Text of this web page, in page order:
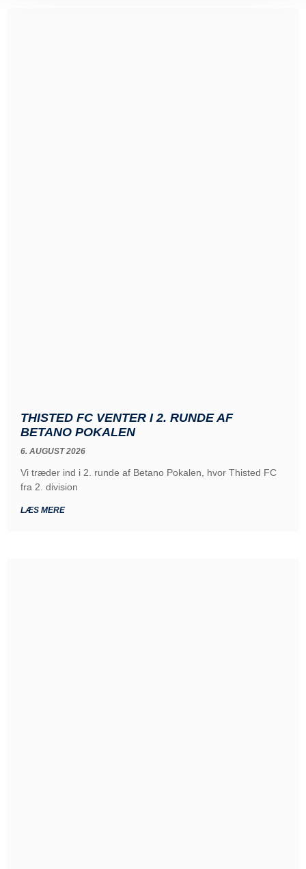
THISTED FC VENTER I 2. RUNDE AF
BETANO POKALEN
6. AUGUST 2026
Vi træder ind i 2. runde af Betano Pokalen, hvor Thisted FC
fra 2. division
LÆS MERE